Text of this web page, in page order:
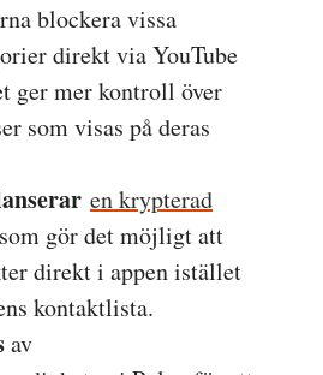
blockera vissa
direkt via YouTube
ger mer kontroll över
som visas på deras
en krypterad
som gör det möjligt att
direkt i appen istället
kontaktlista.
av